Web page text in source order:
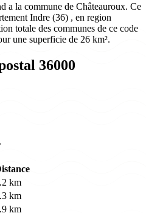
a la commune de Châteauroux. Ce
Indre (36) , en region
totale des communes de ce code
une superficie de 26 km².
36000
km
km
km